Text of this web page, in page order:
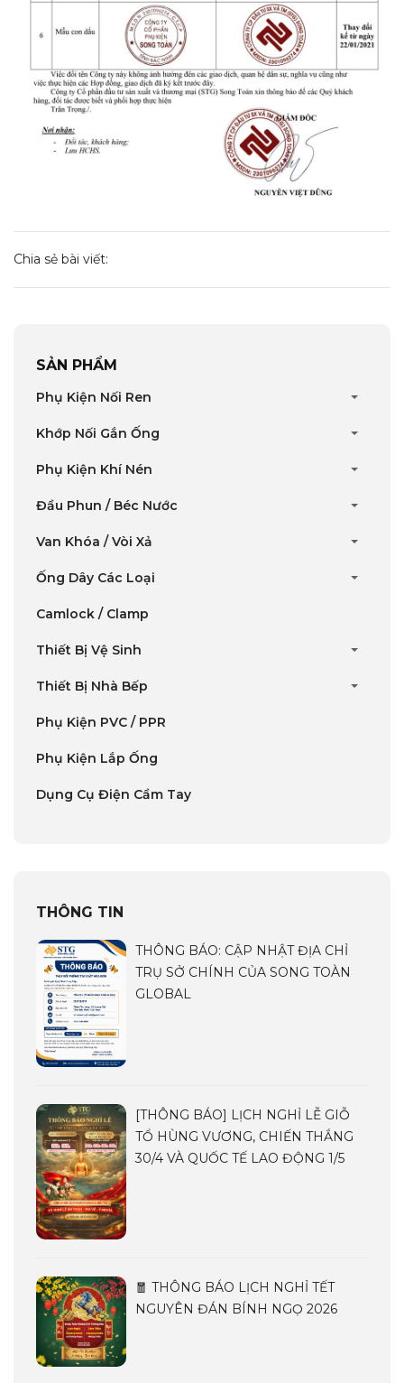
Chia sẻ bài viết:
SẢN PHẨM
Phụ Kiện Nối Ren
Khớp Nối Gắn Ống
Phụ Kiện Khí Nén
Đầu Phun / Béc Nước
Van Khóa / Vòi Xả
Ống Dây Các Loại
Camlock / Clamp
Thiết Bị Vệ Sinh
Thiết Bị Nhà Bếp
Phụ Kiện PVC / PPR
Phụ Kiện Lắp Ống
Dụng Cụ Điện Cầm Tay
THÔNG TIN
THÔNG BÁO: CẬP NHẬT ĐỊA CHỈ
TRỤ SỞ CHÍNH CỦA SONG TOÀN
GLOBAL
[THÔNG BÁO] LỊCH NGHỈ LỄ GIỖ
TỔ HÙNG VƯƠNG, CHIẾN THẮNG
30/4 VÀ QUỐC TẾ LAO ĐỘNG 1/5
🧧 THÔNG BÁO LỊCH NGHỈ TẾT
NGUYÊN ĐÁN BÍNH NGỌ 2026